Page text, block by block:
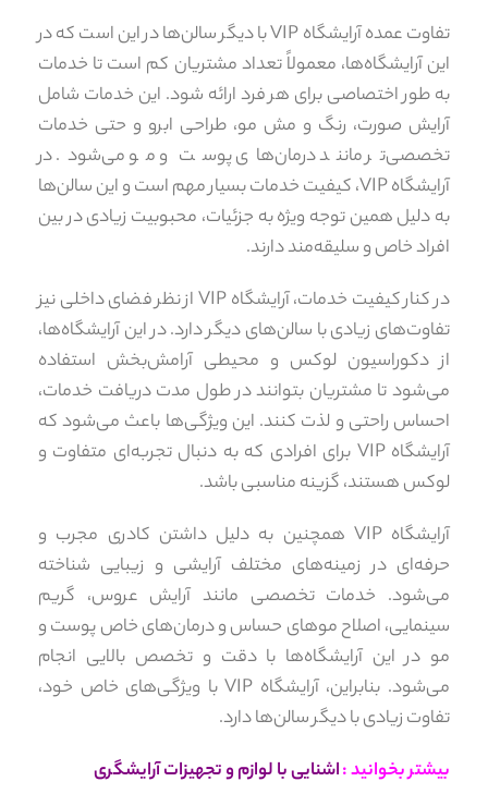
تفاوت عمده آرایشگاه VIP با دیگر سالن‌ها در این است که در
این آرایشگاه‌ها، معمولاً تعداد مشتریان کم است تا خدمات
به طور اختصاصی برای هر فرد ارائه شود. این خدمات شامل
آرایش صورت، رنگ و مش مو، طراحی ابرو و حتی خدمات
تخصصی‌تر مانند درمان‌های پوست و مو می‌شود. در
آرایشگاه VIP، کیفیت خدمات بسیار مهم است و این سالن‌ها
به دلیل همین توجه ویژه به جزئیات، محبوبیت زیادی در بین
افراد خاص و سلیقه‌مند دارند.
در کنار کیفیت خدمات، آرایشگاه VIP از نظر فضای داخلی نیز
تفاوت‌های زیادی با سالن‌های دیگر دارد. در این آرایشگاه‌ها،
از دکوراسیون لوکس و محیطی آرامش‌بخش استفاده
می‌شود تا مشتریان بتوانند در طول مدت دریافت خدمات،
احساس راحتی و لذت کنند. این ویژگی‌ها باعث می‌شود که
آرایشگاه VIP برای افرادی که به دنبال تجربه‌ای متفاوت و
لوکس هستند، گزینه مناسبی باشد.
آرایشگاه VIP همچنین به دلیل داشتن کادری مجرب و
حرفه‌ای در زمینه‌های مختلف آرایشی و زیبایی شناخته
می‌شود. خدمات تخصصی مانند آرایش عروس، گریم
سینمایی، اصلاح موهای حساس و درمان‌های خاص پوست و
مو در این آرایشگاه‌ها با دقت و تخصص بالایی انجام
می‌شود. بنابراین، آرایشگاه VIP با ویژگی‌های خاص خود،
تفاوت زیادی با دیگر سالن‌ها دارد.
بیشتر بخوانید :اشنایی با لوازم و تجهیزات آرایشگری